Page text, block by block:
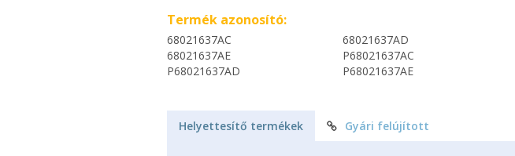
Termék azonosító:
68021637AC
68021637AD
68021637AE
P68021637AC
P68021637AD
P68021637AE
Helyettesítő termékek Gyári felújított